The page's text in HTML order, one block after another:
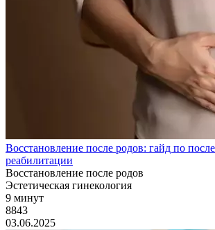
Восстановление после родов: гайд по
реабилитации
Восстановление после родов
Эстетическая гинекология
9 минут
8843
03.06.2025